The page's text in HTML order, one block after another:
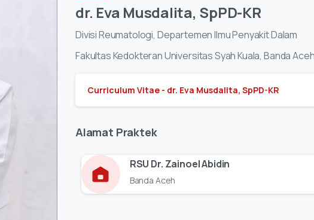
dr. Eva Musdalita, SpPD-KR
DivisiReumatologi, DepartemenIlmuPenyakitDalam
FakultasKedokteranUniversitasSyahKuala, Banda
Curriculum Vitae - dr. Eva Musdalita, SpPD-KR
Alamat Praktek
RSU Dr. Zainoel Abidin
Banda Aceh